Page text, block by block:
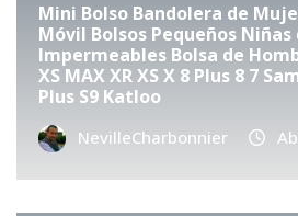
Mini Bolso Bandolera de
Móvil Bolsos Pequeños
Impermeables Bolsa de
XS MAX XR XS X 8 Plus 8 7
Plus S9 Katloo
NevilleCharbonnier